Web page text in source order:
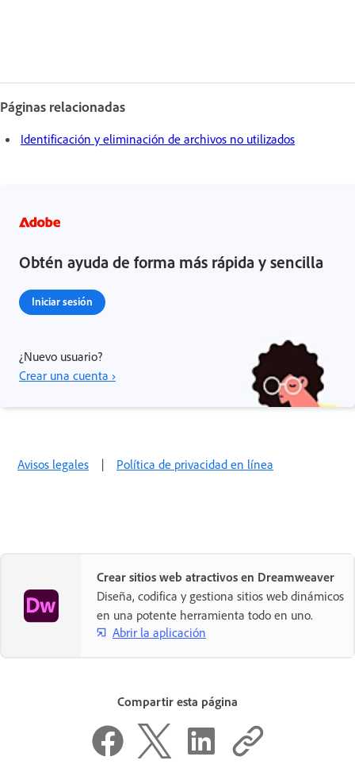
Páginas relacionadas
Identificación y eliminación de archivos no utilizados
Obtén ayuda de forma más rápida y sencilla
Iniciar sesión
¿Nuevo usuario?
Crear una cuenta ›
Avisos legales | Política de privacidad en línea
Crear sitios web atractivos en Dreamweaver
Diseña, codifica y gestiona sitios web dinámicos
en una potente herramienta todo en uno.
Abrir la aplicación
Compartir esta página